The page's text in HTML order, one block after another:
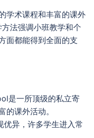
学术课程和丰富的课外
法强调小班教学和个
面都能得到全面的支
是一所顶级的私立寄
的课外活动。
异，许多学生进入常